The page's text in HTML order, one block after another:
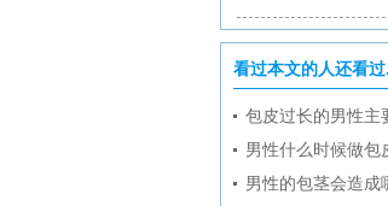
的】
看过本文的人还看过
包皮过长的男性主
男性什么时候做包
男性的包茎会造成